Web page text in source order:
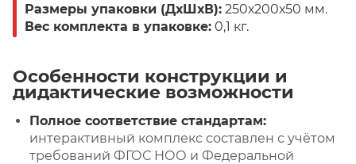
Размеры упаковки (ДхШхВ): 250х200х50 мм.
Вес комплекта в упаковке: 0,1 кг.
Особенности конструкции и
дидактические возможности
Полное соответствие стандартам:
интерактивный комплекс составлен с учётом
требований ФГОС НОО и Федеральной